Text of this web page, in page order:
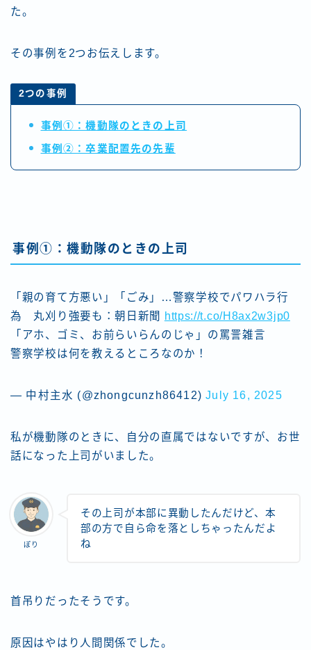
た。
その事例を2つお伝えします。
2つの事例
事例①：機動隊のときの上司
事例②：卒業配置先の先輩
事例①：機動隊のときの上司
「親の育て方悪い」「ごみ」…警察学校でパワハラ行
為 丸刈り強要も：朝日新聞
https://t.co/H8ax2w3jp0
「アホ、ゴミ、お前らいらんのじゃ」の罵詈雑言
警察学校は何を教えるところなのか！
— 中村主水 (@zhongcunzh86412)July 16, 2025
私が機動隊のときに、自分の直属ではないですが、お世
話になった上司がいました。
ぽり
その上司が本部に異動したんだけど、本
部の方で自ら命を落としちゃったんだよ
ね
首吊りだったそうです。
原因はやはり人間関係でした。